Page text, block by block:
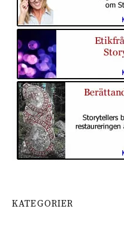
KATEGORIER